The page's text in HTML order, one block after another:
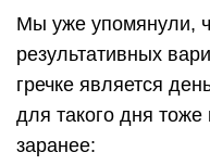
Мы уже упомянули,
результативных
гречке является
для такого дня тоже
заранее: